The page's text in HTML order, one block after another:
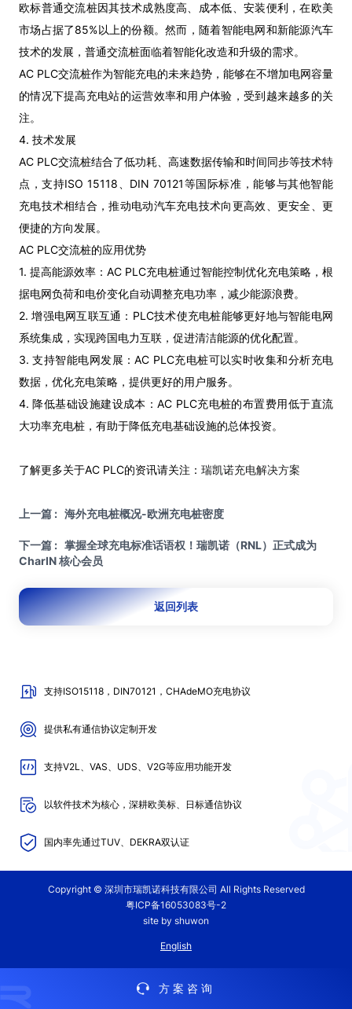
欧标普通交流桩因其技术成熟度高、成本低、安装便利，在欧美
市场占据了85%以上的份额。然而，随着智能电网和新能源汽车
技术的发展，普通交流桩面临着智能化改造和升级的需求。
AC PLC交流桩作为智能充电的未来趋势，能够在不增加电网容量
的情况下提高充电站的运营效率和用户体验，受到越来越多的关
注。
4. 技术发展
AC PLC交流桩结合了低功耗、高速数据传输和时间同步等技术特
点，支持ISO 15118、DIN 70121等国际标准，能够与其他智能
充电技术相结合，推动电动汽车充电技术向更高效、更安全、更
便捷的方向发展。
AC PLC交流桩的应用优势
1. 提高能源效率：AC PLC充电桩通过智能控制优化充电策略，根
据电网负荷和电价变化自动调整充电功率，减少能源浪费。
2. 增强电网互联互通：PLC技术使充电桩能够更好地与智能电网
系统集成，实现跨国电力互联，促进清洁能源的优化配置。
3. 支持智能电网发展：AC PLC充电桩可以实时收集和分析充电
数据，优化充电策略，提供更好的用户服务。
4. 降低基础设施建设成本：AC PLC充电桩的布置费用低于直流
大功率充电桩，有助于降低充电基础设施的总体投资。
了解更多关于AC PLC的资讯请关注： 瑞凯诺充电解决方案
上一篇 : 海外充电桩概况-欧洲充电桩密度
下一篇 : 掌握全球充电标准话语权！瑞凯诺（RNL）正式成为
CharIN 核心会员
返回列表
支持ISO15118，DIN70121，CHAdeMO充电协议
提供私有通信协议定制开发
支持V2L、VAS、UDS、V2G等应用功能开发
以软件技术为核心，深耕欧美标、日标通信协议
国内率先通过TUV、DEKRA双认证
Copyright © 深圳市瑞凯诺科技有限公司 All Rights Reserved
粤ICP备16053083号-2
site by shuwon
English
方案咨询